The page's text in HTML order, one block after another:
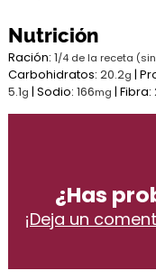
Nutrición
Ración:1/4 de la receta
Carbohidratos:20.2g |
5.1g |Sodio:166mg |Fibra:
¿Has
¡Deja un